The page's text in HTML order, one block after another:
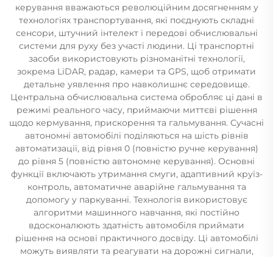
керування вважаються революційним досягненням у
технологіях транспортування, які поєднують складні
сенсори, штучний інтелект і передові обчислювальні
системи для руху без участі людини. Ці транспортні
засоби використовують різноманітні технології,
зокрема LiDAR, радар, камери та GPS, щоб отримати
детальне уявлення про навколишнє середовище.
Центральна обчислювальна система обробляє ці дані в
режимі реального часу, приймаючи миттєві рішення
щодо кермування, прискорення та гальмування. Сучасні
автономні автомобілі поділяються на шість рівнів
автоматизації, від рівня 0 (повністю ручне керування)
до рівня 5 (повністю автономне керування). Основні
функції включають утримання смуги, адаптивний круїз-
контроль, автоматичне аварійне гальмування та
допомогу у паркуванні. Технологія використовує
алгоритми машинного навчання, які постійно
вдосконалюють здатність автомобіля приймати
рішення на основі практичного досвіду. Ці автомобілі
можуть виявляти та реагувати на дорожні сигнали,